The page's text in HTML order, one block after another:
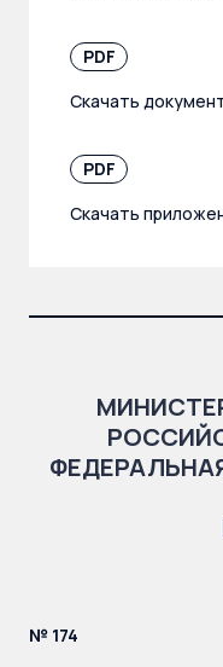
PDF
Скачать
PDF
Скачать
№ 174